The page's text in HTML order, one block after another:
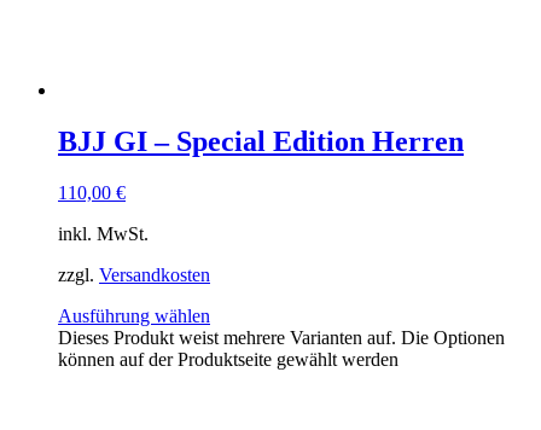
BJJ GI – Special Edition Herren
110,00 €
inkl. MwSt.
zzgl. Versandkosten
Ausführung wählen
Dieses Produkt weist mehrere Varianten auf. Die Optionen
können auf der Produktseite gewählt werden